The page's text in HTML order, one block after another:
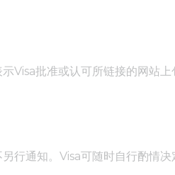
Visa批准或认可所链接的网站
行通知。Visa可随时自行酌情